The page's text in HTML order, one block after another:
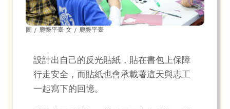
圖 / 鹿樂平臺 文 / 鹿樂平臺
設計出自己的反光貼紙，貼在書包上保障
行走安全，而貼紙也會承載著這天與志工
一起寫下的回憶。